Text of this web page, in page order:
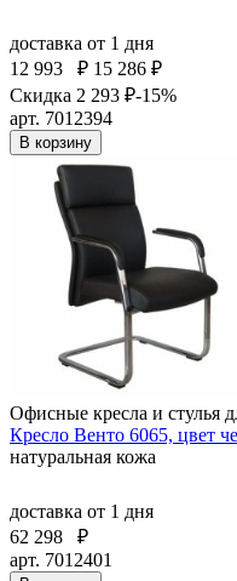
доставка от 1 дня
12 993
₽ 15 286 ₽
Скидка 2 293 ₽-15%
арт. 7012394
В корзину
Офисные кресла и стулья
Кресло Венто 6065, цвет
натуральная кожа
доставка от 1 дня
62 298
₽
арт. 7012401